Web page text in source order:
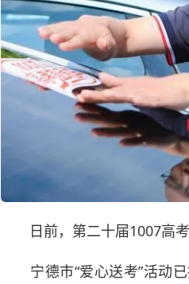
日前，第二十届1007高
宁德市“爱心送考”活动已